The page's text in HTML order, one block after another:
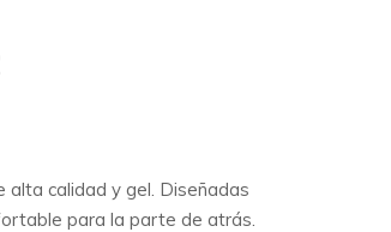
alta calidad y gel. Diseñadas
para la parte de atrás.